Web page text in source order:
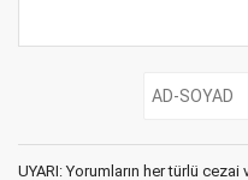
UYARI: Yorumların her türlü